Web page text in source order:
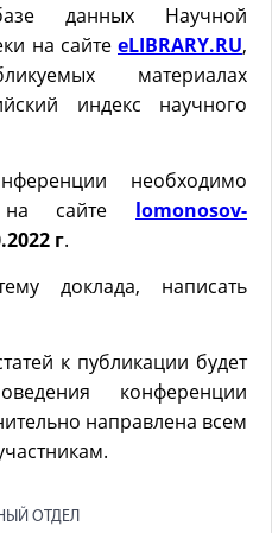
данных Научной
на сайте eLIBRARY.RU,
материалах
индекс научного
необходимо
на сайте lomonosov-
г.
доклада, написать
к публикации будет
конференции
направлена всем
ОТДЕЛ